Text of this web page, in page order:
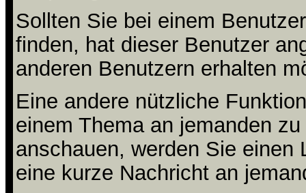
Sollten Sie bei einem
finden, hat dieser Benutzer
anderen Benutzern erhalten
Eine andere nützliche
einem Thema an jemanden
anschauen, werden Sie einen
eine kurze Nachricht an